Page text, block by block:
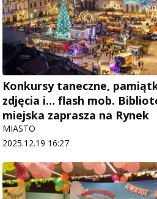
Konkursy taneczne,
zdjęcia i… flash mob.
miejska zaprasza na Rynek
MIASTO
2025.12.19 16:27